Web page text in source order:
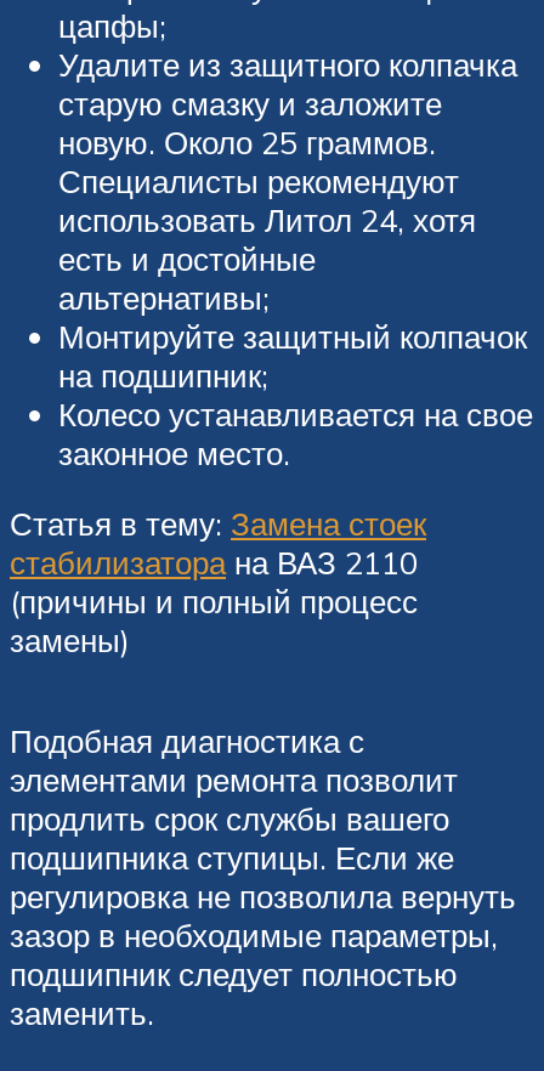
цапфы;
Удалите из защитного колпачка
старую смазку и заложите
новую. Около 25 граммов.
Специалисты рекомендуют
использовать Литол 24, хотя
есть и достойные
альтернативы;
Монтируйте защитный колпачок
на подшипник;
Колесо устанавливается на свое
законное место.
Статья в тему: Замена стоек
стабилизаторана ВАЗ 2110
(причины и полный процесс
замены)
Подобная диагностика с
элементами ремонта позволит
продлить срок службы вашего
подшипника ступицы. Если же
регулировка не позволила вернуть
зазор в необходимые параметры,
подшипник следует полностью
заменить.